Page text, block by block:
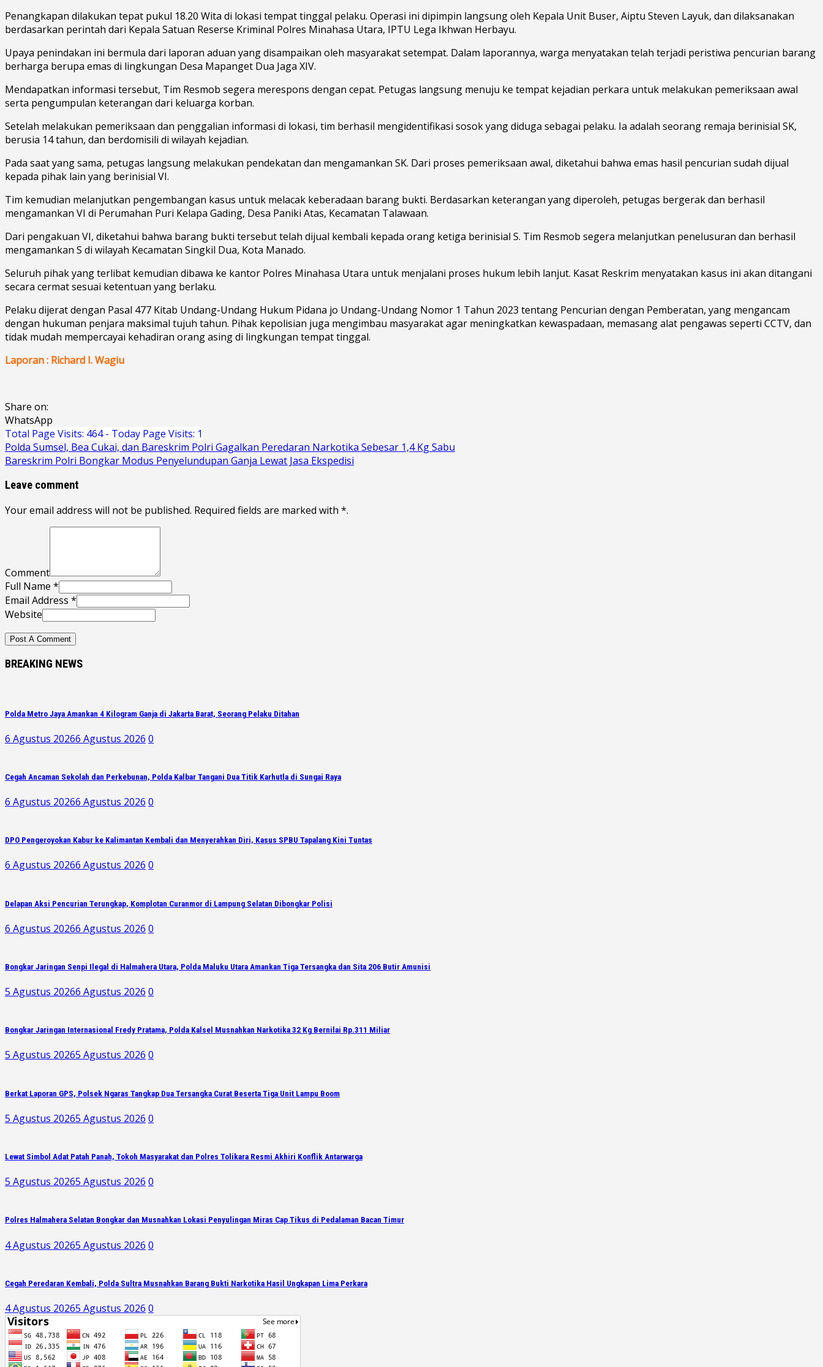
Penangkapan dilakukan tepat pukul 18.20 Wita di lokasi tempat tinggal pelaku. Operasi ini dipimpin langsung oleh Kepala Unit Buser, Aiptu Steven Layuk, dan dilaksanakan
berdasarkan perintah dari Kepala Satuan Reserse Kriminal Polres Minahasa Utara, IPTU Lega Ikhwan Herbayu.
Upaya penindakan ini bermula dari laporan aduan yang disampaikan oleh masyarakat setempat. Dalam laporannya, warga menyatakan telah terjadi peristiwa pencurian barang
berharga berupa emas di lingkungan Desa Mapanget Dua Jaga XIV.
Mendapatkan informasi tersebut, Tim Resmob segera merespons dengan cepat. Petugas langsung menuju ke tempat kejadian perkara untuk melakukan pemeriksaan awal
serta pengumpulan keterangan dari keluarga korban.
Setelah melakukan pemeriksaan dan penggalian informasi di lokasi, tim berhasil mengidentifikasi sosok yang diduga sebagai pelaku. Ia adalah seorang remaja berinisial SK,
berusia 14 tahun, dan berdomisili di wilayah kejadian.
Pada saat yang sama, petugas langsung melakukan pendekatan dan mengamankan SK. Dari proses pemeriksaan awal, diketahui bahwa emas hasil pencurian sudah dijual
kepada pihak lain yang berinisial VI.
Tim kemudian melanjutkan pengembangan kasus untuk melacak keberadaan barang bukti. Berdasarkan keterangan yang diperoleh, petugas bergerak dan berhasil
mengamankan VI di Perumahan Puri Kelapa Gading, Desa Paniki Atas, Kecamatan Talawaan.
Dari pengakuan VI, diketahui bahwa barang bukti tersebut telah dijual kembali kepada orang ketiga berinisial S. Tim Resmob segera melanjutkan penelusuran dan berhasil
mengamankan S di wilayah Kecamatan Singkil Dua, Kota Manado.
Seluruh pihak yang terlibat kemudian dibawa ke kantor Polres Minahasa Utara untuk menjalani proses hukum lebih lanjut. Kasat Reskrim menyatakan kasus ini akan ditangani
secara cermat sesuai ketentuan yang berlaku.
Pelaku dijerat dengan Pasal 477 Kitab Undang-Undang Hukum Pidana jo Undang-Undang Nomor 1 Tahun 2023 tentang Pencurian dengan Pemberatan, yang mengancam
dengan hukuman penjara maksimal tujuh tahun. Pihak kepolisian juga mengimbau masyarakat agar meningkatkan kewaspadaan, memasang alat pengawas seperti CCTV, dan
tidak mudah mempercayai kehadiran orang asing di lingkungan tempat tinggal.
Laporan : Richard I. Wagiu
Share on:
WhatsApp
Total Page Visits: 464 - Today Page Visits: 1
Navigasi
pos
Polda Sumsel, Bea Cukai, dan Bareskrim Polri Gagalkan Peredaran Narkotika Sebesar 1,4 Kg Sabu
Bareskrim Polri Bongkar Modus Penyelundupan Ganja Lewat Jasa Ekspedisi
Leave comment
Your email address will not be published. Required fields are marked with *.
Comment
Full Name *
Email Address *
Website
BREAKING NEWS
Polda Metro Jaya Amankan 4 Kilogram Ganja di Jakarta Barat, Seorang Pelaku Ditahan
6 Agustus 20266 Agustus 2026 0
Cegah Ancaman Sekolah dan Perkebunan, Polda Kalbar Tangani Dua Titik Karhutla di Sungai Raya
6 Agustus 20266 Agustus 2026 0
DPO Pengeroyokan Kabur ke Kalimantan Kembali dan Menyerahkan Diri, Kasus SPBU Tapalang Kini Tuntas
6 Agustus 20266 Agustus 2026 0
Delapan Aksi Pencurian Terungkap, Komplotan Curanmor di Lampung Selatan Dibongkar Polisi
6 Agustus 20266 Agustus 2026 0
Bongkar Jaringan Senpi Ilegal di Halmahera Utara, Polda Maluku Utara Amankan Tiga Tersangka dan Sita 206 Butir Amunisi
5 Agustus 20266 Agustus 2026 0
Bongkar Jaringan Internasional Fredy Pratama, Polda Kalsel Musnahkan Narkotika 32 Kg Bernilai Rp.311 Miliar
5 Agustus 20265 Agustus 2026 0
Berkat Laporan GPS, Polsek Ngaras Tangkap Dua Tersangka Curat Beserta Tiga Unit Lampu Boom
5 Agustus 20265 Agustus 2026 0
Lewat Simbol Adat Patah Panah, Tokoh Masyarakat dan Polres Tolikara Resmi Akhiri Konflik Antarwarga
5 Agustus 20265 Agustus 2026 0
Polres Halmahera Selatan Bongkar dan Musnahkan Lokasi Penyulingan Miras Cap Tikus di Pedalaman Bacan Timur
4 Agustus 20265 Agustus 2026 0
Cegah Peredaran Kembali, Polda Sultra Musnahkan Barang Bukti Narkotika Hasil Ungkapan Lima Perkara
4 Agustus 20265 Agustus 2026 0